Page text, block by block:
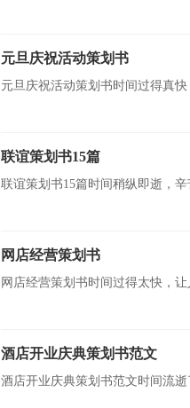
元旦庆祝活动策划书
元旦庆祝活动策划书时间过得真
联谊策划书15篇
联谊策划书15篇时间稍纵即逝，
网店经营策划书
网店经营策划书时间过得太快，
酒店开业庆典策划书范文
酒店开业庆典策划书范文时间流